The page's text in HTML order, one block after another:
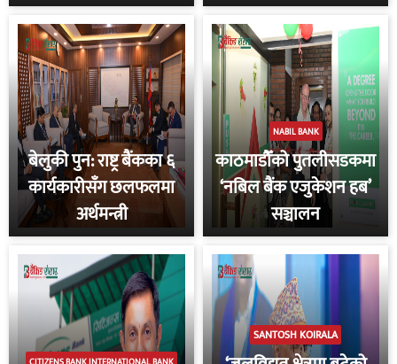
बेलुकी पुन: राष्ट्र बैंकका ६
कार्यकारीसँग छलफलमा
अर्थमन्त्री
NABIL BANK
काठमाडौँको पुतलीसडकमा
‘नबिल बैंक एजुकेशन हब’
सञ्चालन
SANTOSH KOIRALA